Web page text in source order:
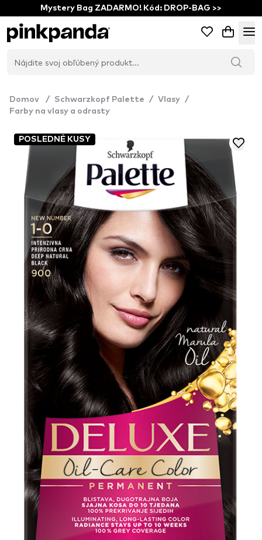
Mystery Bag ZADARMO! Kód: DROP-BAG >>
Domov / Schwarzkopf Palette / Vlasy /
Farby na vlasy a odrasty
POSLEDNÉ KUSY